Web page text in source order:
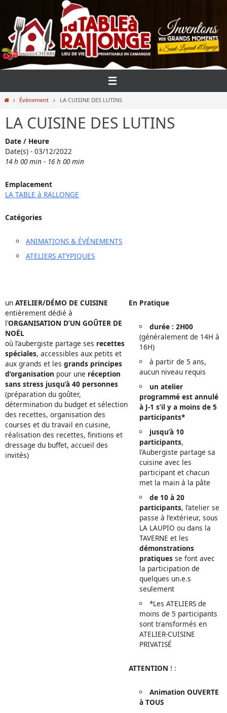
contenu
HomeÉvènement LA CUISINE DES LUTINS
LA CUISINE DES LUTINS
Date / Heure
Date(s) - 03/12/2022
14 h 00 min - 16 h 00 min
Emplacement
LA TABLE à RALLONGE
Catégories
ANIMATIONS & ÉVÉNEMENTS
ATELIERS ATYPIQUES
un ATELIER/DÉMO DE CUISINE
entièrement dédié à
l’ORGANISATION D’UN GOÛTER DE
NOËL
où l’aubergiste partage ses recettes
spéciales, accessibles aux petits et
aux grands et les grands principes
d’organisation pour une réception
sans stress jusqu’à 40 personnes
(préparation du goûter,
détermination du budget et sélection
des recettes, organisation des
courses et du travail en cuisine,
réalisation des recettes, finitions et
dressage du buffet, accueil des
invités)
En Pratique
durée : 2H00
(généralement de 14H à
16H)
à partir de 5 ans,
aucun niveau requis
un atelier
programmé est annulé
à J-1 s’il y a moins de 5
participants*
jusqu’à 10
participants,
l’Aubergiste partage sa
cuisine avec les
participant et chacun
met la main à la pâte
de 10 à 20
participants, l’atelier se
passe à l’extérieur, sous
LA LAUPIO ou dans la
TAVERNE et les
démonstrations
pratiques se font avec
la participation de
quelques un.e.s
seulement
*Les ATELIERS de
moins de 5 participants
sont transformés en
ATELIER-CUISINE
PRIVATISÉ
ATTENTION ! :
Animation OUVERTE
à TOUS